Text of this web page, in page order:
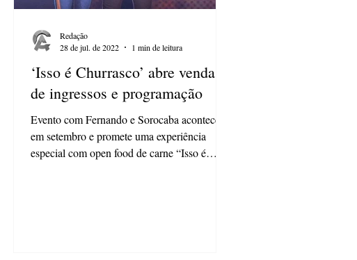
‘Isso é Churrasco’ abre venda
de ingressos e programação
Evento com Fernando e Sorocaba acontece
em setembro e promete uma experiência
especial com open food de carne “Isso é
Redação
28 de jul. de 2022
1 min de leitura